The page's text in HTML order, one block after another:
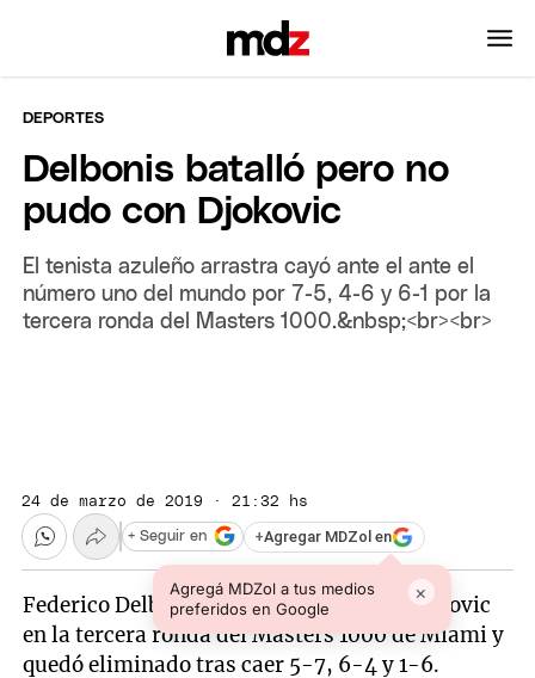
DEPORTES
Delbonis batalló pero no
pudo con Djokovic
El tenista azuleño arrastra cayó ante el ante el
número uno del mundo por 7-5, 4-6 y 6-1 por la
tercera ronda del Masters 1000.&nbsp;<br><br>
24 de marzo de 2019 · 21:32 hs
+Agregar MDZol en
Agregá MDZol a tus medios
preferidos en Google
×
+ Seguir en
Federico Delbonis no pudo con Novak Djokovic
en la tercera ronda del Masters 1000 de Miami y
quedó eliminado tras caer 5-7, 6-4 y 1-6.